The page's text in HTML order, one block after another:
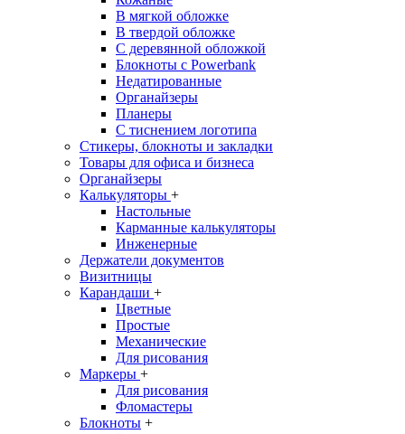
В мягкой обложке
В твердой обложке
С деревянной обложкой
Блокноты с Powerbank
Недатированные
Органайзеры
Планеры
С тиснением логотипа
Стикеры, блокноты и закладки
Товары для офиса и бизнеса
Органайзеры
Калькуляторы +
Настольные
Карманные калькуляторы
Инженерные
Держатели документов
Визитницы
Карандаши +
Цветные
Простые
Механические
Для рисования
Маркеры +
Для рисования
Фломастеры
Блокноты +